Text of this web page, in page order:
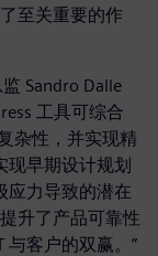
至关重要的作
Sandro Dalle
工具可综合
杂性，并实现精
现早期设计规划
应力导致的潜在
升了产品可靠性
与客户的双赢。”